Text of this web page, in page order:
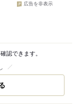
広告を非表示
認できます。